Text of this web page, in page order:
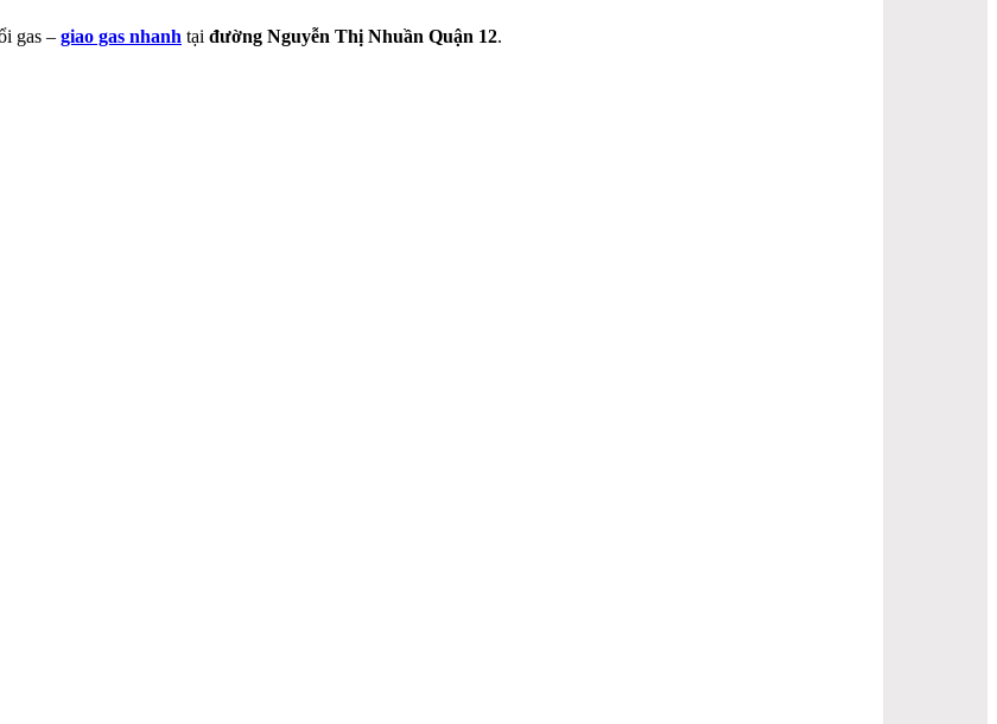
gas – giao gas nhanh tại đường Nguyễn Thị Nhuần Quận 12.